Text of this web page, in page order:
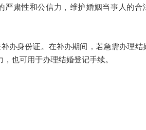
严肃性和公信力，维护婚姻当事人的合
身份证。在补办期间，若急需办理结
也可用于办理结婚登记手续。